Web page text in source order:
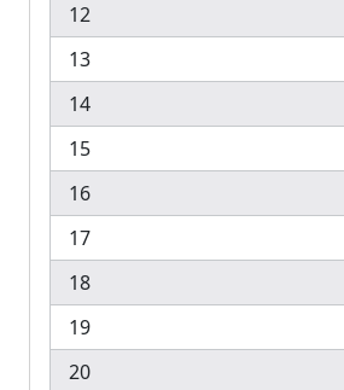
12
13
14
15
16
17
18
19
20